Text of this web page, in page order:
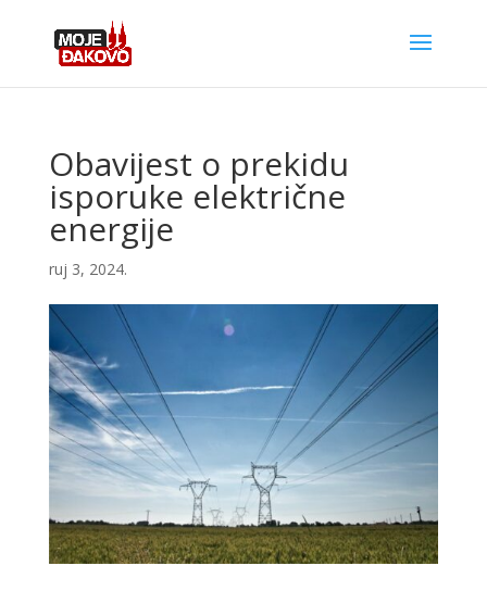
Obavijest o prekidu
isporuke električne
energije
ruj 3, 2024.